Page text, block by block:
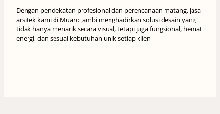
Dengan pendekatan profesional dan perencanaan matang, jasa
arsitek kami di Muaro Jambi menghadirkan solusi desain yang
tidak hanya menarik secara visual, tetapi juga fungsional, hemat
energi, dan sesuai kebutuhan unik setiap klien